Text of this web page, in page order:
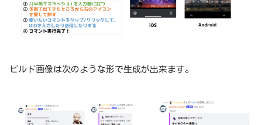
ビルド画像は次のような形で生成が出来ます。